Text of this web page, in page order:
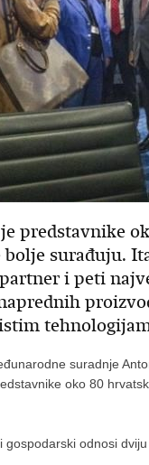
predstavnike
surađuju.
i peti
suradnje
oko 80
odnosi